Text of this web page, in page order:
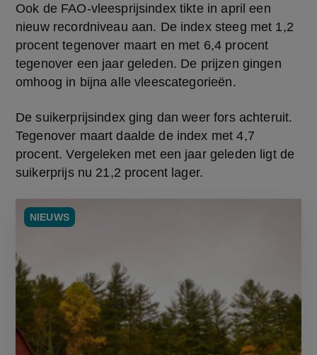
Ook de FAO-vleesprijsindex tikte in april een
nieuw recordniveau aan. De index steeg met 1,2
procent tegenover maart en met 6,4 procent
tegenover een jaar geleden. De prijzen gingen
omhoog in bijna alle vleescategorieën.
De suikerprijsindex ging dan weer fors achteruit.
Tegenover maart daalde de index met 4,7
procent. Vergeleken met een jaar geleden ligt de
suikerprijs nu 21,2 procent lager.
NIEUWS